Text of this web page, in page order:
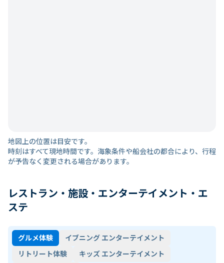
地図上の位置は目安です。
時刻はすべて現地時間です。海象条件や船会社の都合により、行程
が予告なく変更される場合があります。
レストラン・施設・エンターテイメント・エ
ステ
グルメ体験
イブニング エンターテイメント
リトリート体験
キッズ エンターテイメント